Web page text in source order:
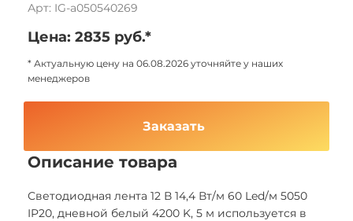
Арт: IG-a050540269
Цена: 2835 руб.*
* Актуальную цену на 06.08.2026 уточняйте у наших
менеджеров
Заказать
Описание товара
Светодиодная лента 12 В 14,4 Вт/м 60 Led/м 5050
IP20, дневной белый 4200 K, 5 м используется в